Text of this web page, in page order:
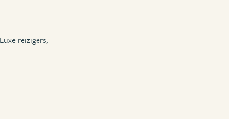
Luxe reizigers,